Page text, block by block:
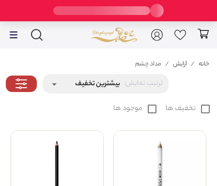
خانه / آرایش / مداد چشم
ترتیب نمایش: بیشترین تخفیف arrow_drop_down
check_box_outline_blank تخفیف ها check_box_outline_blank موجود ها